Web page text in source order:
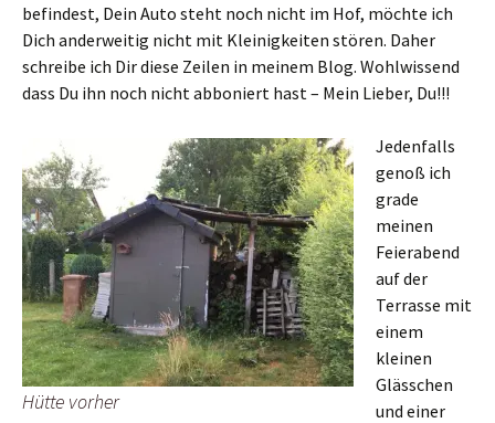
befindest, Dein Auto steht noch nicht im Hof, möchte ich
Dich anderweitig nicht mit Kleinigkeiten stören. Daher
schreibe ich Dir diese Zeilen in meinem Blog. Wohlwissend
dass Du ihn noch nicht abboniert hast – Mein Lieber, Du!!!
Hütte vorher
Jedenfalls
genoß ich
grade
meinen
Feierabend
auf der
Terrasse mit
einem
kleinen
Glässchen
und einer